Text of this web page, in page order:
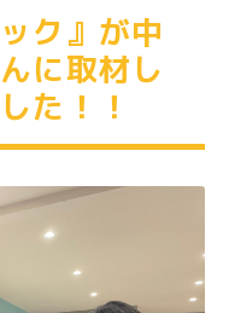
ク』が中
に取材し
た！！